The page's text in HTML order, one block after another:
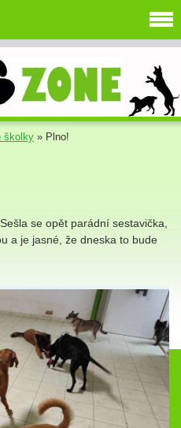
školky » Plno!
se opět parádní sestavička,
a je jasné, že dneska to bude